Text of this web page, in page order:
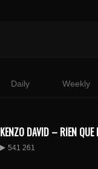
Daily Weekly
KENZO DAVID – RIEN QUE
541 261